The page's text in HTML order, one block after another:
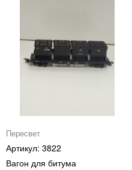
Пересвет
3822
Вагон для битума